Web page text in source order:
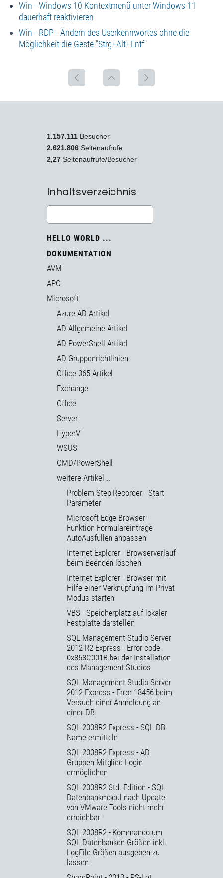
Win - Windows 10 Kontextmenü unter Windows 11
dauerhaft reaktivieren
Win - RDP - Ändern des Userkennwortes ohne die
Möglichkeit die Geste "Strg+Alt+Entf"
1.157.111 Besucher
2.621.806 Seitenaufrufe
2,27 Seitenaufrufe/Besucher
Inhaltsverzeichnis
HELLO WORLD ...
DOKUMENTATION
AVM
APC
Microsoft
Azure AD Artikel
AD Allgemeine Artikel
AD PowerShell Artikel
AD Gruppenrichtlinien
Office 365 Artikel
Exchange
Office
Server
HyperV
WSUS
CMD/PowerShell
weitere Artikel ...
Problem Step Recorder - Start
Parameter
Microsoft Edge Browser -
Funktion Formulareinträge
AutoAusfüllen anpassen
Internet Explorer - Browserverlauf
beim Beenden löschen
Internet Explorer - Browser mit
Hilfe einer Verknüpfung im Privat
Modus starten
VBS - Speicherplatz auf lokaler
Festplatte darstellen
SQL Management Studio Server
2012 R2 Express - Error code
0x858C001B bei der Installation
des Management Studios
SQL Management Studio Server
2012 Express - Error 18456 beim
Versuch einer Anmeldung an
einer DB
SQL 2008R2 Express - SQL DB
Name ermitteln
SQL 2008R2 Express - AD
Gruppen Mitglied Login
ermöglichen
SQL 2008R2 Std. Edition - SQL
Datenbankmodul nach Update
von VMware Tools nicht mehr
erreichbar
SQL 2008R2 - Kommando um
SQL Datenbanken Größen inkl.
LogFile Größen ausgeben zu
lassen